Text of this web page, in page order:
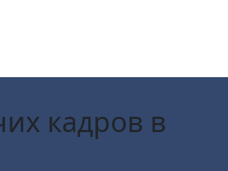
кадров в